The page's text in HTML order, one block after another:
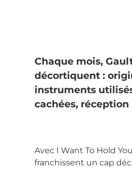
Chaque mois,
décortiquent :
instruments
cachées,
Avec I Want To Hold
franchissent un cap